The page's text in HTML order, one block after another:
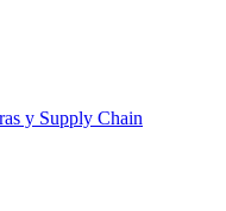
y Supply Chain